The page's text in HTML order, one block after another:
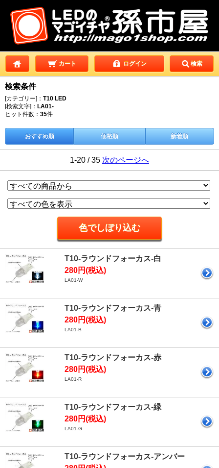
カート ログイン 検索
検索条件
[カテゴリー]： T10 LED
[検索文字]： LA01-
ヒット件数： 35件
おすすめ順 価格順 新着順
1-20 / 35 次のページへ
T10-ラウンドフォーカス-白
280円(税込)
LA01-W
T10-ラウンドフォーカス-青
280円(税込)
LA01-B
T10-ラウンドフォーカス-赤
280円(税込)
LA01-R
T10-ラウンドフォーカス-緑
280円(税込)
LA01-G
T10-ラウンドフォーカス-アンバー